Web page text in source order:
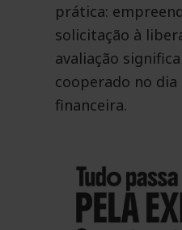
prática:
solicitação à
avaliação
cooperado no
financeira.